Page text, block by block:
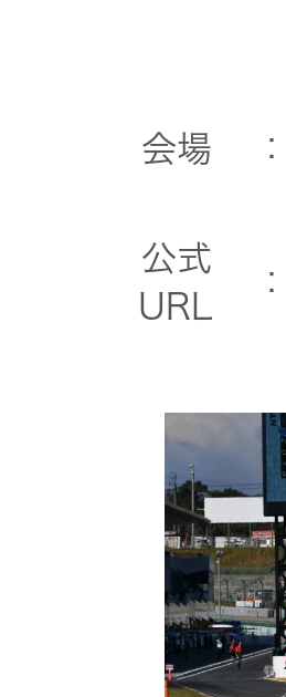
会場 ：
公式
URL
：